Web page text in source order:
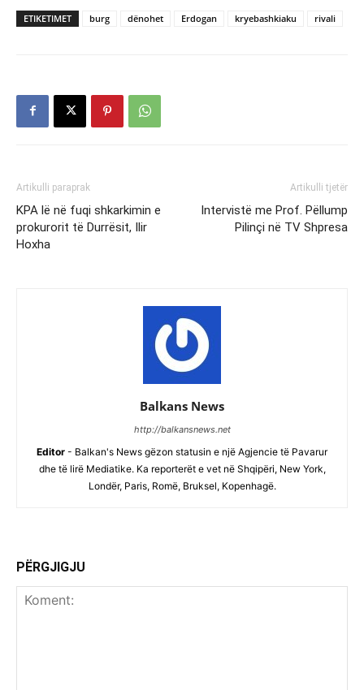
ETIKETIMET burg dënohet Erdogan kryebashkiaku rivali
Artikulli paraprak
KPA lë në fuqi shkarkimin e
prokurorit të Durrësit, Ilir
Hoxha
Artikulli tjetër
Intervistë me Prof. Pëllump
Pilinçi në TV Shpresa
Balkans News
http://balkansnews.net
Editor - Balkan's News gëzon statusin e një Agjencie të Pavarur
dhe të lirë Mediatike. Ka reporterët e vet në Shqipëri, New York,
Londër, Paris, Romë, Bruksel, Kopenhagë.
PËRGJIGJU